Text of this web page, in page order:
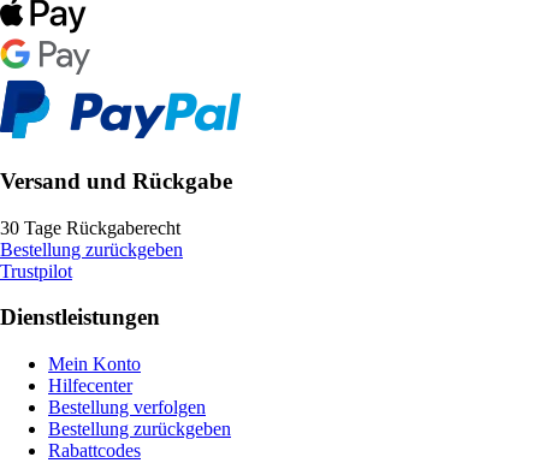
Versand und Rückgabe
30 Tage Rückgaberecht
Bestellung zurückgeben
Trustpilot
Dienstleistungen
Mein Konto
Hilfecenter
Bestellung verfolgen
Bestellung zurückgeben
Rabattcodes